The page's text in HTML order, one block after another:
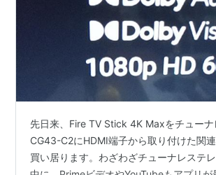
先日来、Fire TV Stick 4K Maxをチュー
CG43-C2にHDMI端子から取り付けた関
買い居ります。わざわざチューナレステ